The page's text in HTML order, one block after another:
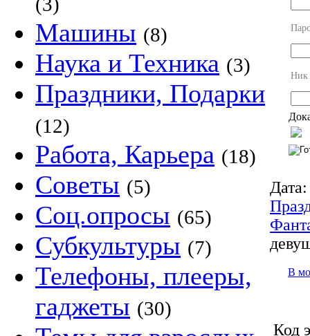
Машины (8)
Наука и Техника (3)
Праздники, Подарки
(12)
Работа, Карьера (18)
Советы (5)
Соц.опросы (65)
Субкультуры (7)
Телефоны, плееры,
гаджеты (30)
Ник
Дата:
В
Код